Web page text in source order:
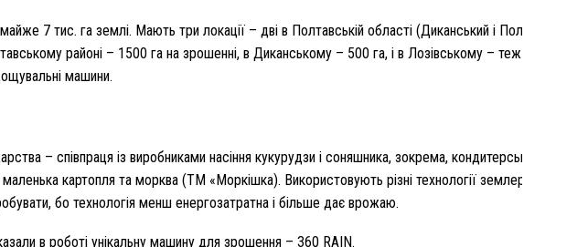
7 тис. га землі. Мають три локації – дві в Полтавській області (Диканський і Полтавський
районі – 1500 га на зрошенні, в Диканському – 500 га, і в Лозівському – теж 500 га.
машини.
– співпраця із виробниками насіння кукурудзи і соняшника, зокрема, кондитерського.
картопля та морква (ТМ «Моркішка). Використовують різні технології землеробства. У
бо технологія менш енергозатратна і більше дає врожаю.
в роботі унікальну машину для зрошення – 360 RAIN.